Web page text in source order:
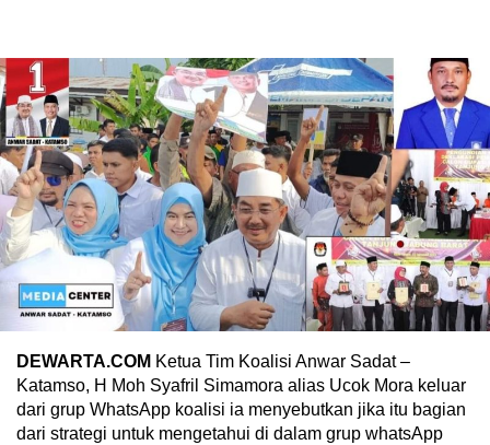
DEWARTA.COM Ketua Tim Koalisi Anwar Sadat –
Katamso, H Moh Syafril Simamora alias Ucok Mora keluar
dari grup WhatsApp koalisi ia menyebutkan jika itu bagian
dari strategi untuk mengetahui di dalam grup whatsApp